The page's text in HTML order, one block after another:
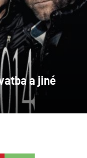
a jiné